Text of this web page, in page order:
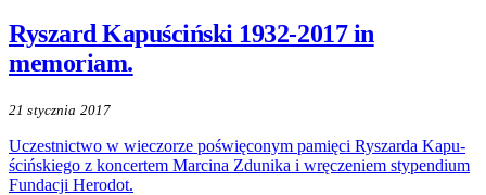
Ryszard Kapuściński 1932-2017 in
memoriam.
21 stycznia 2017
Uczest­nictwo w wie­czorze poświęco­nym pamię­ci Ryszar­da Kapu­
ściń­skiego z kon­cer­tem Marci­na Zdu­nika i wrę­cze­niem sty­pen­dium
Fun­da­cji Hero­dot.